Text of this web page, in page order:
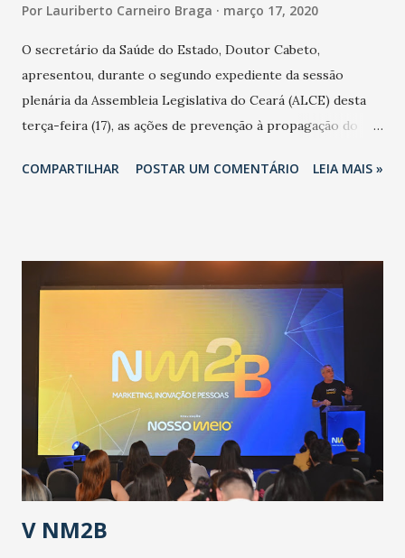
Por Lauriberto Carneiro Braga março 17, 2020
O secretário da Saúde do Estado, Doutor Cabeto,
apresentou, durante o segundo expediente da sessão
plenária da Assembleia Legislativa do Ceará (ALCE) desta
terça-feira (17), as ações de prevenção à propagação do
adotadas pelo Governo do Estado na contenção da
população suspeita e de cuidados com os ambientes
públicos e domiciliares. “Nós não estamos vivendo uma
epidemia comum, como temos em todos os anos, com
aumento de casos de dengue, influenza ou H1N1. Trata-se
de uma epidemia com um vírus diferente, com um poder de
contaminação maior que outros coronavírus”, apontou o
secretário. Segundo ele, é uma epidemia com chance de
contaminação alta, podendo gerar um grande risco à
população e ao sistema de saúde. “Precisamos saber fazer a
estratificação do risco da doença, para não so...
COMPARTILHAR POSTAR UM COMENTÁRIO LEIA MAIS »
V NM2B